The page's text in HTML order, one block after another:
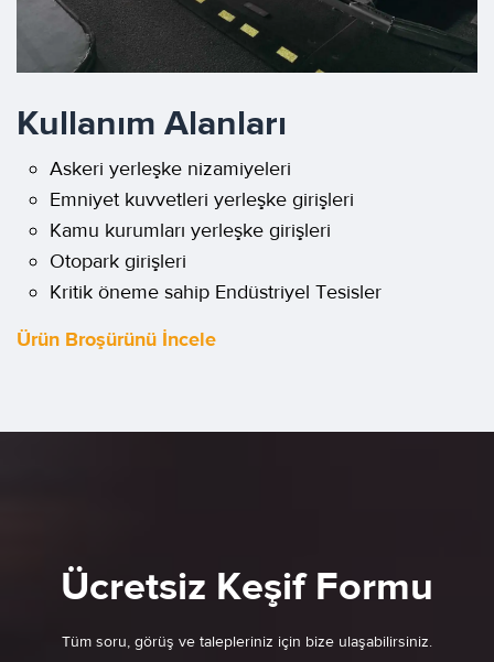
Kullanım Alanları
Askeri yerleşke nizamiyeleri
Emniyet kuvvetleri yerleşke girişleri
Kamu kurumları yerleşke girişleri
Otopark girişleri
Kritik öneme sahip Endüstriyel Tesisler
Ürün Broşürünü İncele
Ücretsiz Keşif Formu
Tüm soru, görüş ve talepleriniz için bize ulaşabilirsiniz.